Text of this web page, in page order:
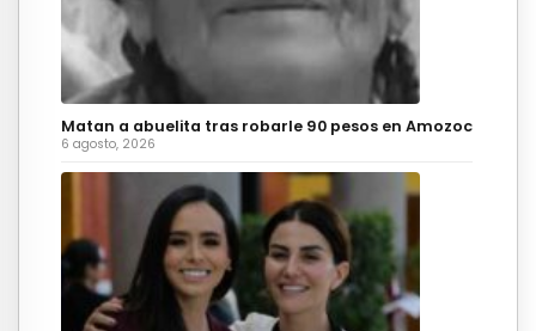
Matan a abuelita tras robarle 90 pesos en Amozoc
6 agosto, 2026